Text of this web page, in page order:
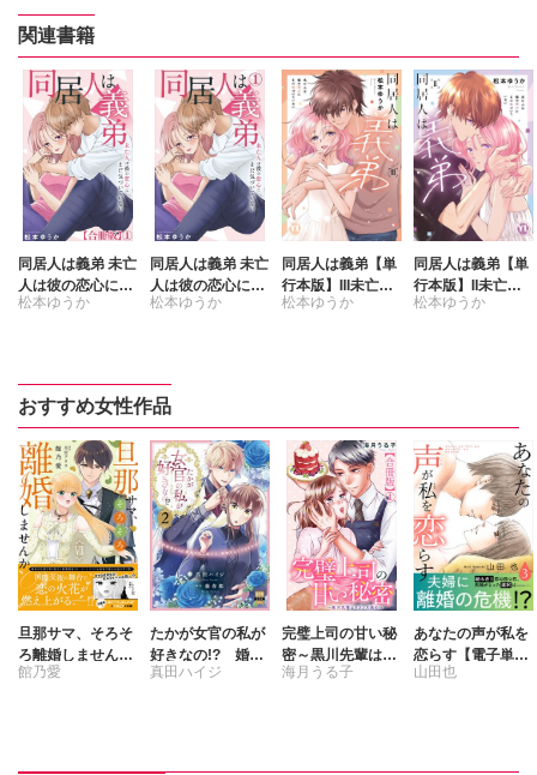
関連書籍
同居人は義弟 未亡
人は彼の恋心にま
だ気づいていない
松本ゆうか
同居人は義弟 未亡
人は彼の恋心にま
だ気づいていない
松本ゆうか
同居人は義弟【単
行本版】III未亡人
は彼の恋心にまだ
松本ゆうか
同居人は義弟【単
行本版】II未亡人
は彼の恋心にまだ
松本ゆうか
おすすめ女性作品
旦那サマ、そろそ
ろ離婚しません
か？Ⅶ
館乃愛
たかが女官の私が
好きなの!? 婚約
破棄された姫様を
真田ハイジ
完璧上司の甘い秘
密～黒川先輩はオ
カン力高め～【合
海月うる子
あなたの声が私を
恋らす【電子単行
本版】3
山田也